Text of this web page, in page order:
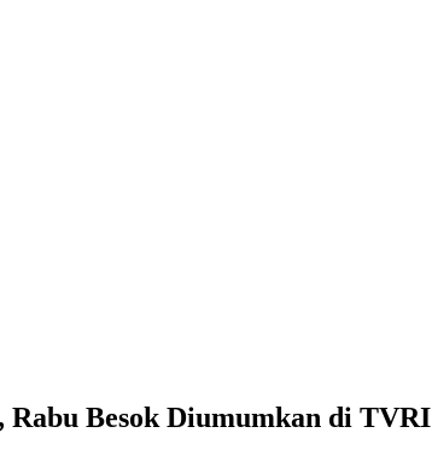
Rabu Besok Diumumkan di TVRI